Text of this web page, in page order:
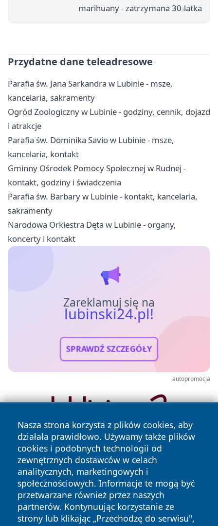
marihuany - zatrzymana 30-latka
Przydatne dane teleadresowe
Parafia św. Jana Sarkandra w Lubinie - msze,
kancelaria, sakramenty
Ogród Zoologiczny w Lubinie - godziny, cennik, dojazd
i atrakcje
Parafia św. Dominika Savio w Lubinie - msze,
kancelaria, kontakt
Gminny Ośrodek Pomocy Społecznej w Rudnej -
kontakt, godziny i świadczenia
Parafia św. Barbary w Lubinie - kontakt, kancelaria,
sakramenty
Narodowa Orkiestra Dęta w Lubinie - organy,
koncerty i kontakt
Zareklamuj się na
lubinski24.pl!
SPRAWDŹ SZCZEGÓŁY
autopromocja
Nasza strona korzysta z plików cookies, aby
działała prawidłowo. Używamy także plików
cookies i podobnych technologii od
zewnętrznych dostawców w celach
analitycznych, marketingowych i
społecznościowych. Informacje te mogą być
przetwarzane również przez naszych
partnerów. Kontynuując korzystanie ze
strony lub klikając „Przechodzę do serwisu",
Copyright © 2026 lubinski24.pl Wszystkie prawa zastrzeżone.